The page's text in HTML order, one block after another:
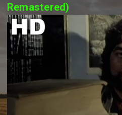
Remastered)